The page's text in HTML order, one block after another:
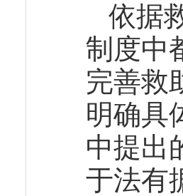
依据
制度中
完善救
明确具
中提出
于法有